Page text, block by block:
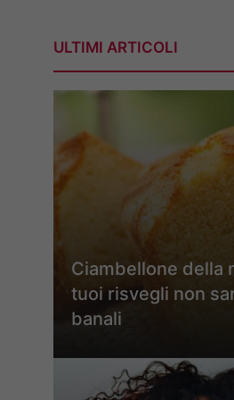
ULTIMI ARTICOLI
Ciambellone della
tuoi risvegli non
banali